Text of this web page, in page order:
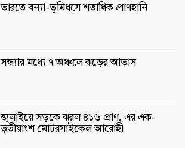
ভারতে বন্যা-ভূমিধসে শতাধিক প্রাণহানি
সন্ধ্যার মধ্যে ৭ অঞ্চলে ঝড়ের আভাস
জুলাইয়ে সড়কে ঝরল ৪১৬ প্রাণ, এর এক-
তৃতীয়াংশ মোটরসাইকেল আরোহী